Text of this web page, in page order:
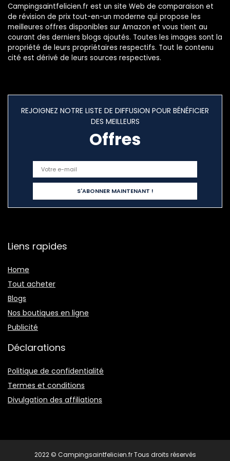
Campingsaintfelicien.fr est un site Web de comparaison et
de révision de prix tout-en-un moderne qui propose les
meilleures offres disponibles sur Amazon et vous tient au
courant des derniers blogs ajoutés. Toutes les images sont la
propriété de leurs propriétaires respectifs. Tout le contenu
cité est dérivé de leurs sources respectives.
REJOIGNEZ NOTRE LISTE DE DIFFUSION POUR BÉNÉFICIER
DES MEILLEURS
Offres
Liens rapides
Home
Tout acheter
Blogs
Nos boutiques en ligne
Publicité
Déclarations
Politique de confidentialité
Termes et conditions
Divulgation des affiliations
2022 © Campingsaintfelicien.fr Tous droits réservés